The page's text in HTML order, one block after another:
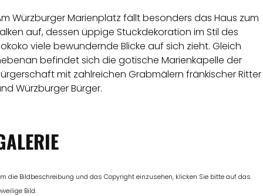
Würzburger Marienplatz fällt besonders das Haus zum
auf, dessen üppige Stuckdekoration im Stil des
viele bewundernde Blicke auf sich zieht. Gleich
befindet sich die gotische Marienkapelle der
mit zahlreichen Grabmälern fränkischer Ritter
Würzburger Bürger.
die Bildbeschreibung und das Copyright einzusehen, klicken Sie bitte auf das
Bild.